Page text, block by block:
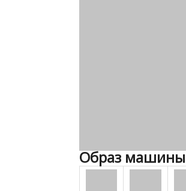
Образ машины